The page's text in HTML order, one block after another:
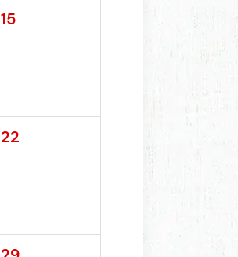
15
22